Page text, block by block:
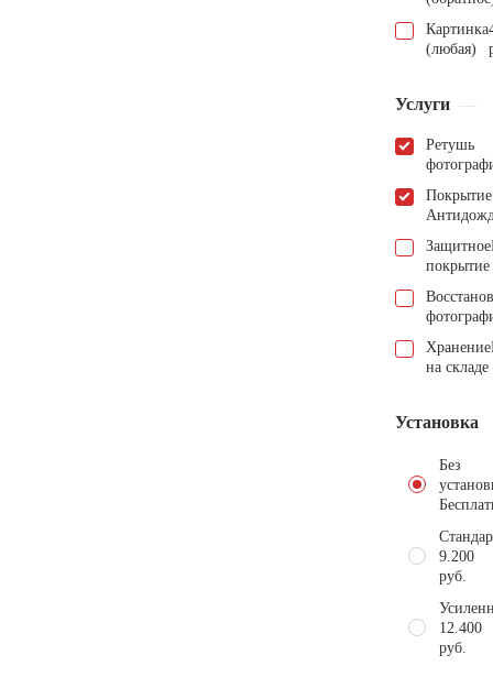
Картинка
(любая)
Услуги
Ретушь
Покрытие
Защитное
покрытие
Хранение
на складе
Установка
Без
9.200
руб.
12.400
руб.